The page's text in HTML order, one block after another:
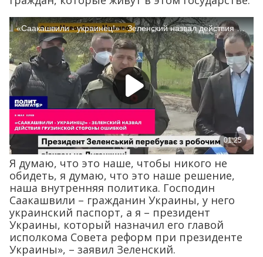
Я думаю, что это наше, чтобы никого не
обидеть, я думаю, что это наше решение,
наша внутренняя политика. Господин
Саакашвили – гражданин Украины, у него
украинский паспорт, а я – президент
Украины, который назначил его главой
исполкома Совета реформ при президенте
Украины», – заявил Зеленский.